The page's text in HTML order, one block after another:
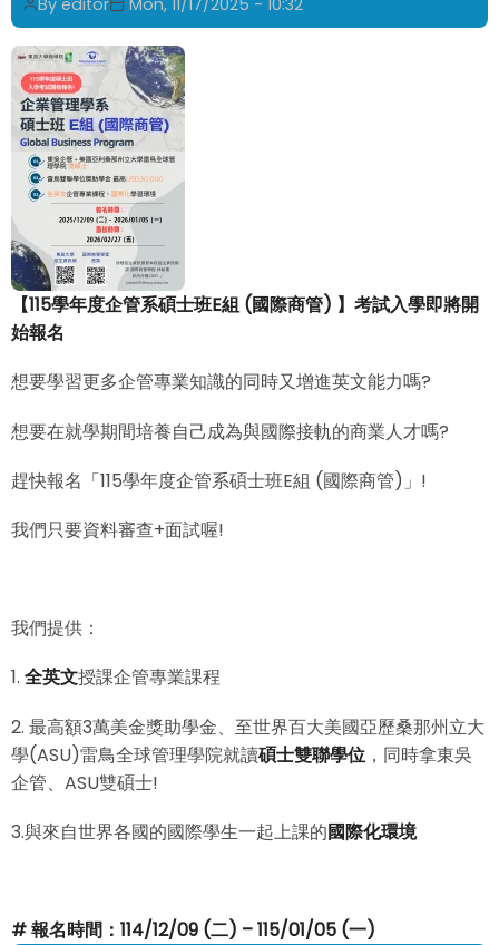
程
表
Course
Schedule
for
SPRING
2026
【115學年度企管系碩士班E組 (國際商管) 】考試入學即將開
始報名
想要學習更多企管專業知識的同時又增進英文能力嗎?
想要在就學期間培養自己成為與國際接軌的商業人才嗎?
趕快報名「115學年度企管系碩士班E組 (國際商管)」!
我們只要資料審查+面試喔!
我們提供：
1. 全英文授課企管專業課程
2. 最高額3萬美金獎助學金、至世界百大美國亞歷桑那州立大
學(ASU)雷鳥全球管理學院就讀碩士雙聯學位，同時拿東吳
企管、ASU雙碩士!
3.與來自世界各國的國際學生一起上課的國際化環境
# 報名時間：114/12/09 (二) – 115/01/05 (一)